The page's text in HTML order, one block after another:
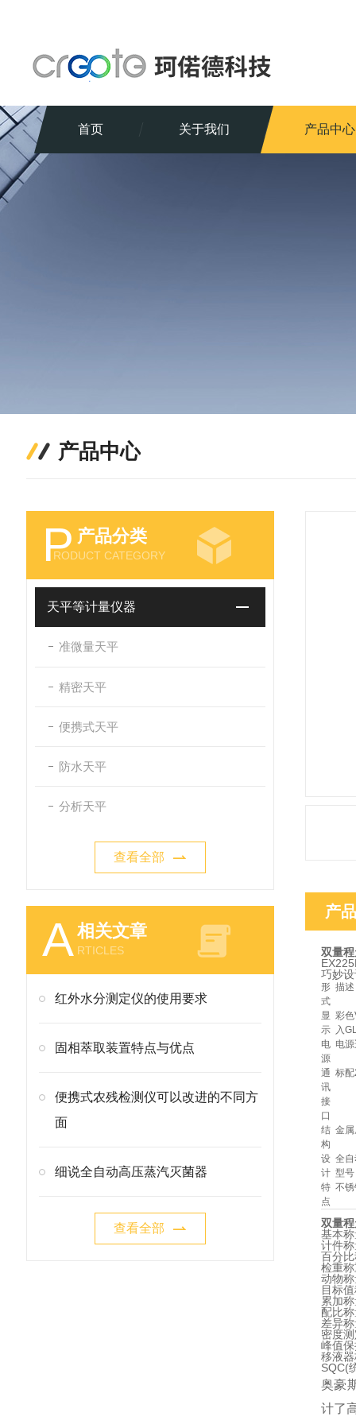
首页 关于我们 产品中心
产品中心
P 产品分类
RODUCT CATEGORY
天平等计量仪器
准微量天平
精密天平
便携式天平
防水天平
分析天平
查看全部
A相关文章
RTICLES
红外水分测定仪的使用要求
固相萃取装置特点与优点
便携式农残检测仪可以改进的不同方
面
细说全自动高压蒸汽灭菌器
查看全部
产
双量
巧妙
形
式
描述
显
示
彩
入
电
源
电
通
讯
接
口
标
结
构
金
设
计
特
点
全
型
不
双量
基本
计件
百分
检重
动物
目标
累加
配比
差异
密度
峰值
移液
SQC(
奥豪
计了